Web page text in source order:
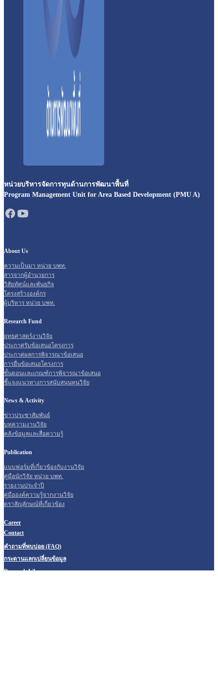
หน่วยบริหารจัดการทุนด้านการพัฒนาพื้นที่
Program Management Unit for Area Based Development (PMU A)
About Us
ความเป็นมา หน่วย บพท.
สารจากผู้อำนวยการ
วิสัยทัศน์และพันธกิจ
โครงสร้างองค์กร
ผู้บริหาร หน่วย บพท.
Research Fund
ยุทธศาสตร์งานวิจัย
ประกาศรับข้อเสนอโครงการ
ประกาศผลการพิจารณาข้อเสนอ
การยื่นข้อเสนอโครงการ
ขั้นตอนและเกณฑ์การพิจารณาข้อเสนอ
ชี้แจงแนวทางการสนับสนุนทุนวิจัย
News & Activity
ข่าวประชาสัมพันธ์
บทความงานวิจัย
คลังข้อมูลและสื่อความรู้
Publication
แบบฟอร์มที่เกี่ยวข้องกับงานวิจัย
คู่มือนักวิจัย หน่วย บพท.
รายงานประจำปี
คู่มือองค์ความรู้จากงานวิจัย
ตราสัญลักษณ์ที่เกี่ยวข้อง
Career
Contact
คำถามที่พบบ่อย (FAQ)
กระดานแลกเปลี่ยนข้อมูล
Research Library